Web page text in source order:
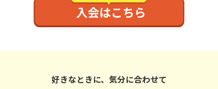
好きなときに、気分に合わせて